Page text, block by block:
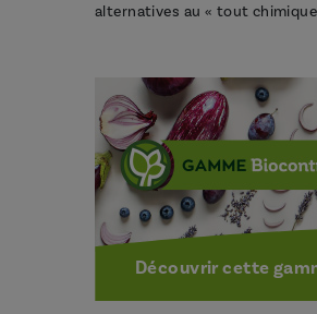
alternatives au « tout chimique
Découvrir cette